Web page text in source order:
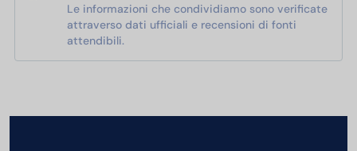
Le informazioni che condividiamo sono verificate
attraverso dati ufficiali e recensioni di fonti
attendibili.